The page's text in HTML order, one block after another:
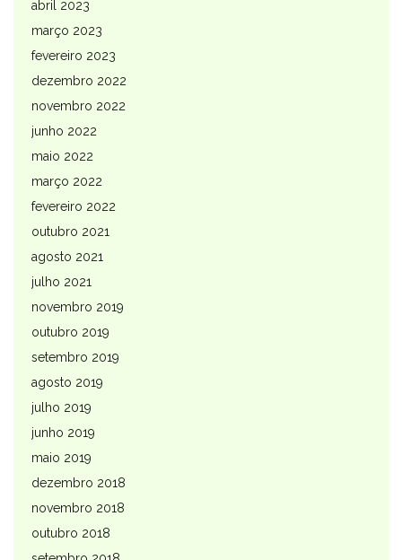
abril 2023
março 2023
fevereiro 2023
dezembro 2022
novembro 2022
junho 2022
maio 2022
março 2022
fevereiro 2022
outubro 2021
agosto 2021
julho 2021
novembro 2019
outubro 2019
setembro 2019
agosto 2019
julho 2019
junho 2019
maio 2019
dezembro 2018
novembro 2018
outubro 2018